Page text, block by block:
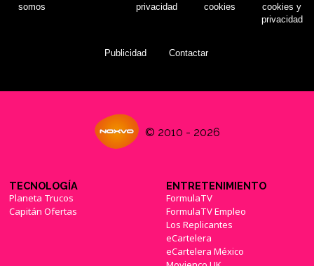
somos
privacidad
cookies
cookies y
privacidad
Publicidad Contactar
© 2010 - 2026
TECNOLOGÍA
Planeta Trucos
Capitán Ofertas
ENTRETENIMIENTO
FormulaTV
FormulaTV Empleo
Los Replicantes
eCartelera
eCartelera México